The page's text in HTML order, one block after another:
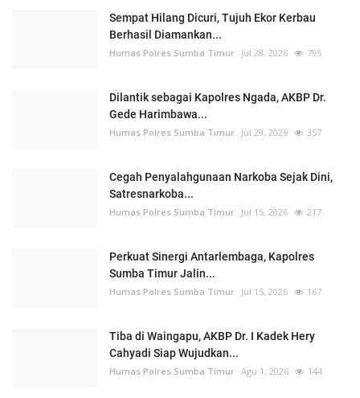
Sempat Hilang Dicuri, Tujuh Ekor Kerbau
Berhasil Diamankan...
Humas Polres Sumba Timur Jul 28, 2026 795
Dilantik sebagai Kapolres Ngada, AKBP Dr.
Gede Harimbawa...
Humas Polres Sumba Timur Jul 29, 2026 357
Cegah Penyalahgunaan Narkoba Sejak Dini,
Satresnarkoba...
Humas Polres Sumba Timur Jul 15, 2026 217
Perkuat Sinergi Antarlembaga, Kapolres
Sumba Timur Jalin...
Humas Polres Sumba Timur Jul 15, 2026 167
Tiba di Waingapu, AKBP Dr. I Kadek Hery
Cahyadi Siap Wujudkan...
Humas Polres Sumba Timur Agu 1, 2026 144